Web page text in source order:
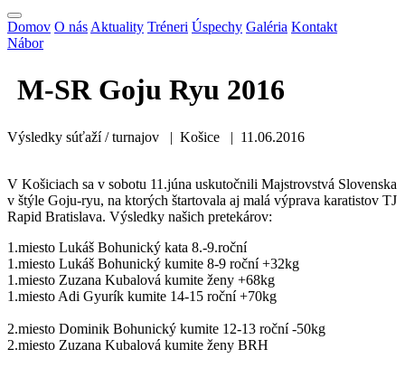
Domov O nás Aktuality Tréneri Úspechy Galéria Kontakt
Nábor
M-SR Goju Ryu 2016
Výsledky súťaží / turnajov | Košice | 11.06.2016
V Košiciach sa v sobotu 11.júna uskutočnili Majstrovstvá Slovenska
v štýle Goju-ryu, na ktorých štartovala aj malá výprava karatistov TJ
Rapid Bratislava. Výsledky našich pretekárov:
1.miesto Lukáš Bohunický kata 8.-9.roční
1.miesto Lukáš Bohunický kumite 8-9 roční +32kg
1.miesto Zuzana Kubalová kumite ženy +68kg
1.miesto Adi Gyurík kumite 14-15 roční +70kg
2.miesto Dominik Bohunický kumite 12-13 roční -50kg
2.miesto Zuzana Kubalová kumite ženy BRH